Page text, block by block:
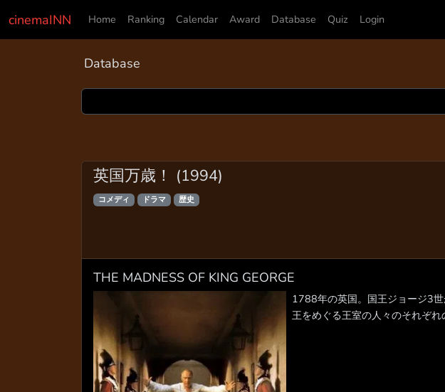
cinemaINN Home Ranking Calendar Award Database Quiz Login
Database
英国万歳！ (1994)
コメディ ドラマ 歴史
THE MADNESS OF KING GEORGE
1788年の英国。国王ジョージ3
王をめぐる王室の人々のそれぞ